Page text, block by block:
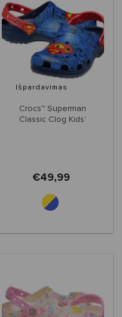
Išpardavimas
Crocs™ Superman
Classic Clog Kids'
€49,99